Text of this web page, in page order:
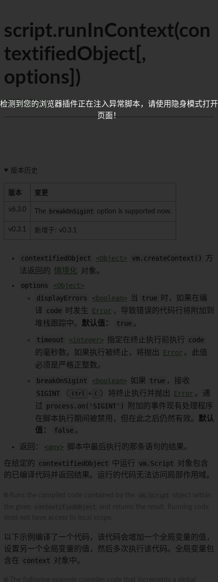
script.runInContext(con
textifiedObject[,
options])
返回上层文档
版本历史
版本 变更
v6.3.0 The breakOnSigint option is supported now.
v0.3.1 新增于: v0.3.1
contextifiedObject <Object> vm.createContext()
方
法返回的
情境化 对象。
options
<Object>
displayErrors
<boolean> 当 true
时，如果在编
译 code 时发生 Error ，导致错误的代码行将附加到
堆栈跟踪中。 默认值： true 。
timeout <integer> 指定在终止执行前执行 code
的毫秒数。如果执行被终止，将抛出
Error 。此值
必须是严格正整数。
breakOnSigint
<boolean> 如果 true ，接收
SIGINT
（ Ctrl + C ）将终止执行并抛出 Error 。通
过 process.on('SIGINT')
附加的事件现有处理程序
在脚本执行期间被禁用，但在此之后仍然有效。 默认
值：
false 。
返回： <any> 脚本中最后执行的那条语句的结果。
在给定的 contextifiedObject 中运行 vm.Script 对象包含
的已编译代码并返回结果。运行的代码无法访问局部作用域。
以下示例编译了一个代码，该代码会增加一个全局变量的值，
设置另一个全局变量的值，然后多次执行该代码。全局变量包
含在 context 对象中。
检测到您的浏览器插件正在注入异常脚本，请使用隐身模式打开
页面！